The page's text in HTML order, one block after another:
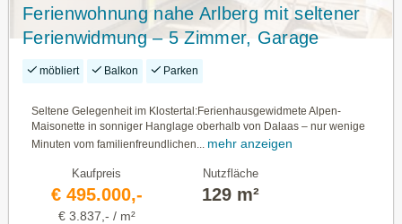
Ferienwohnung nahe Arlberg mit seltener
Ferienwidmung – 5 Zimmer, Garage
möbliert Balkon Parken
Seltene Gelegenheit im Klostertal:Ferienhausgewidmete Alpen-
Maisonette in sonniger Hanglage oberhalb von Dalaas – nur wenige
Minuten vom familienfreundlichen...
mehr anzeigen
Kaufpreis
€ 495.000,-
€ 3.837,- / m²
Nutzfläche
129 m²